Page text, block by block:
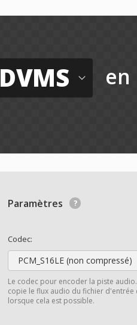
DVMS en
Paramètres
Codec:
PCM_S16LE (non compressé)
Le codec pour encoder la piste
copie le flux audio du fichier d'entrée
lorsque cela est possible.